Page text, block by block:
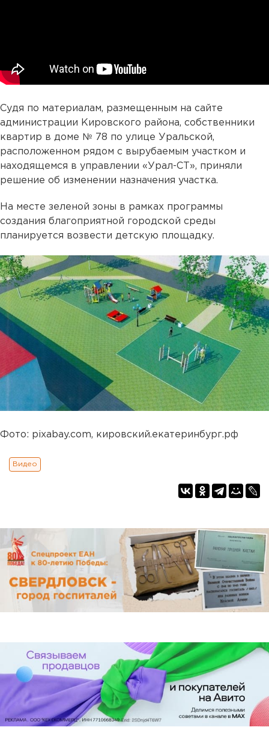
Судя по материалам, размещенным на сайте
администрации Кировского района, собственники
квартир в доме № 78 по улице Уральской,
расположенном рядом с вырубаемым участком и
находящемся в управлении «Урал-СТ», приняли
решение об изменении назначения участка.
На месте зеленой зоны в рамках программы
создания благоприятной городской среды
планируется возвести детскую площадку.
Фото: pixabay.com, кировский.екатеринбург.рф
Видео